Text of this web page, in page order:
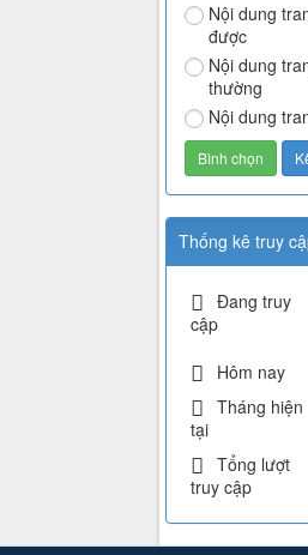
Nội dung
được
Nội dung
thường
Nội dung
Thống kê truy
Đang truy
cập
Hôm nay
Tháng hiện
tại
Tổng lượt
truy cập